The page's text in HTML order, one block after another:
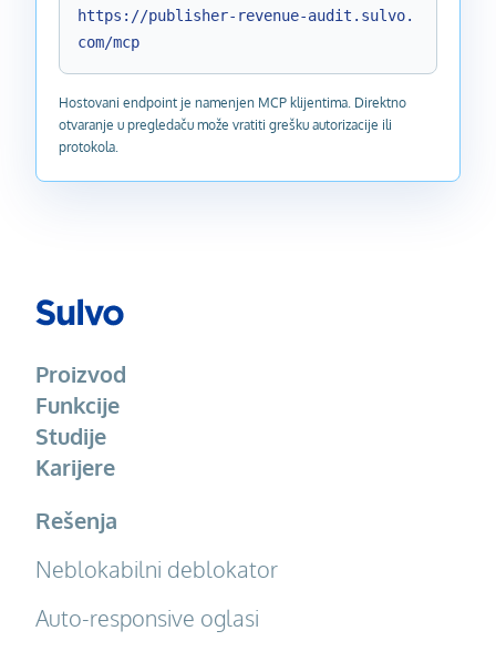
https://publisher-revenue-audit.sulvo.
com/mcp
Hostovani endpoint je namenjen MCP klijentima. Direktno
otvaranje u pregledaču može vratiti grešku autorizacije ili
protokola.
Proizvod
Funkcije
Studije
Karijere
Rešenja
Neblokabilni deblokator
Auto-responsive oglasi